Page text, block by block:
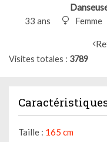
33 ans Femme
Visites totales 3789
Taille : 165 cm